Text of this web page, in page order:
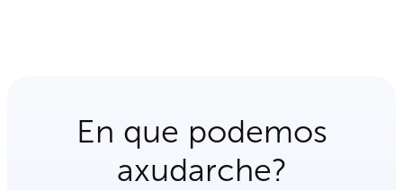
En que podemos
axudarche?